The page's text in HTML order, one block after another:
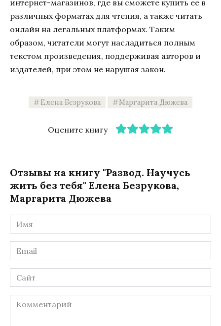
интернет-магазинов, где вы сможете купить ее в
различных форматах для чтения, а также читать
онлайн на легальных платформах. Таким
образом, читатели могут насладиться полным
текстом произведения, поддерживая авторов и
издателей, при этом не нарушая закон.
Елена Безрукова Маргарита Дюжева
Оцените книгу
Отзывы на книгу "Развод. Научусь
жить без тебя" Елена Безрукова,
Маргарита Дюжева
Имя
*
Email
*
Сайт
Комментарий